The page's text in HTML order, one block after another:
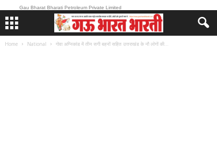
Gau Bharat Bharati Petroleum Private Limited
Home National गोवा अग्निकांड में तीन सगी बहनों सहित उत्तराखंड के नौ लोगों की...